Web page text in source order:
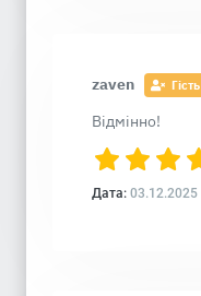
zaven Гість
Відмінно!
Дата: 03.12.2025